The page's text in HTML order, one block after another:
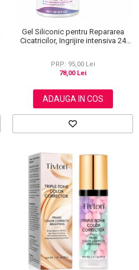
Gel Siliconic pentru Repararea
Cicatricilor, Ingrijire intensiva 24
PRP: 95,00 Lei
78,00 Lei
ADAUGA IN COS